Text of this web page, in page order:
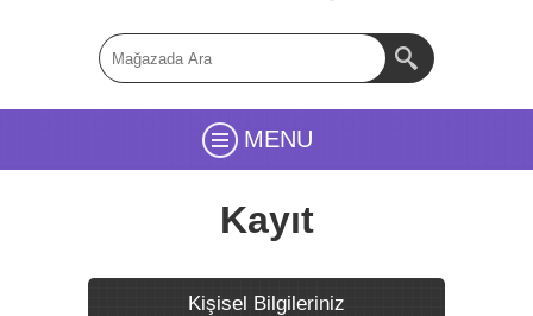
MENU
Kayıt
Kişisel Bilgileriniz